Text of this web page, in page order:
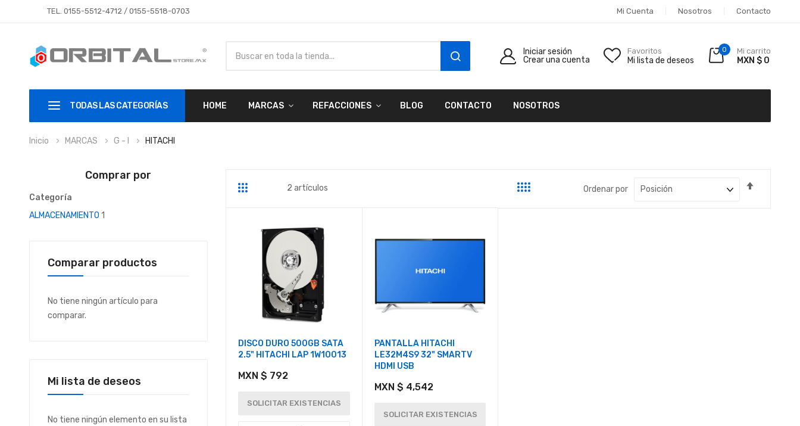
TEL. 0155-5512-4712/ 0155-5518-0703 Mi Cuenta Nosotros Contacto
SEARCH
Iniciar sesión
Crear una cuenta
Favoritos
Mi lista de deseos
0 Mi carrito
MXN $ 0
TODAS LAS CATEGORÍAS HOME MARCAS REFACCIONES BLOG CONTACTO NOSOTROS
Inicio MARCAS G - I HITACHI
Parrilla 2 artículos Ordenar por
DISCO DURO 500GB SATA
2.5" HITACHI LAP 1W10013
MXN $ 792
SOLICITAR EXISTENCIAS
PANTALLA HITACHI
LE32M4S9 32" SMARTV
HDMI USB
MXN $ 4,542
SOLICITAR EXISTENCIAS
Comprar por
Categoría
ALMACENAMIENTO 1
Comparar productos
No tiene ningún artículo para
comparar.
Mi lista de deseos
No tiene ningún elemento en su lista